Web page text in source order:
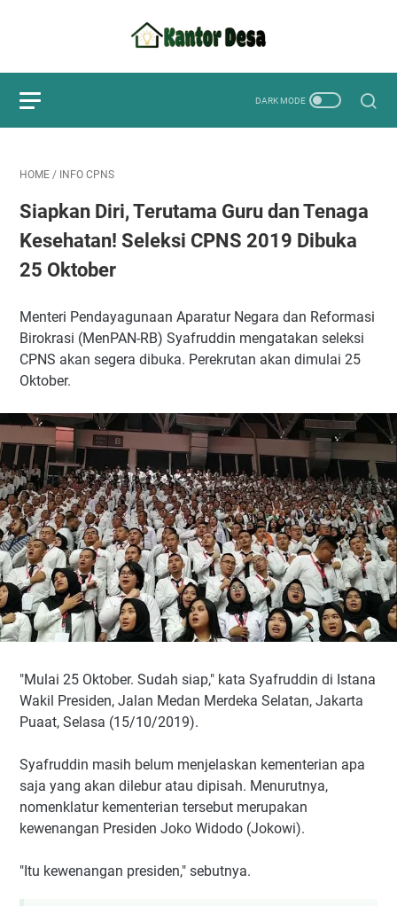
HOME / INFO CPNS
Siapkan Diri, Terutama Guru dan Tenaga
Kesehatan! Seleksi CPNS 2019 Dibuka
25 Oktober
Menteri Pendayagunaan Aparatur Negara dan Reformasi
Birokrasi (MenPAN-RB) Syafruddin mengatakan seleksi
CPNS akan segera dibuka. Perekrutan akan dimulai 25
Oktober.
"Mulai 25 Oktober. Sudah siap," kata Syafruddin di Istana
Wakil Presiden, Jalan Medan Merdeka Selatan, Jakarta
Puaat, Selasa (15/10/2019).
Syafruddin masih belum menjelaskan kementerian apa
saja yang akan dilebur atau dipisah. Menurutnya,
nomenklatur kementerian tersebut merupakan
kewenangan Presiden Joko Widodo (Jokowi).
"Itu kewenangan presiden," sebutnya.